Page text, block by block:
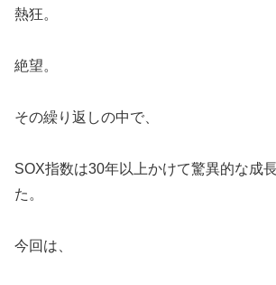
熱狂。
絶望。
その繰り返しの中で、
SOX指数は30年以上かけて驚異的な成
た。
今回は、